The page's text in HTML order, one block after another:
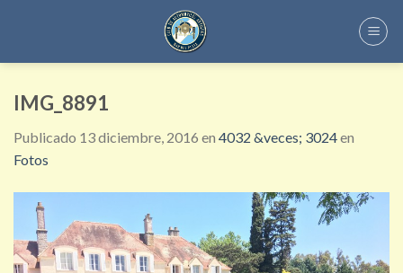
IMG_8891
Publicado 13 diciembre, 2016 en 4032 &veces; 3024en
Fotos